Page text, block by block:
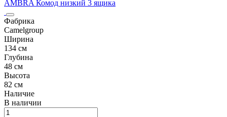
AMBRA Комод низкий 3 ящика
Фабрика
Camelgroup
Ширина
134 см
Глубина
48 см
Высота
82 см
Наличие
В наличии